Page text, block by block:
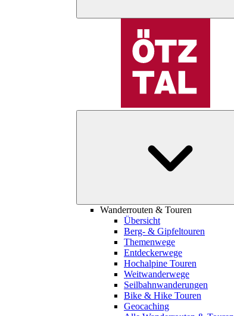
Wanderrouten & Touren
Übersicht
Berg- & Gipfeltouren
Themenwege
Entdeckerwege
Hochalpine Touren
Weitwanderwege
Seilbahnwanderungen
Bike & Hike Touren
Geocaching